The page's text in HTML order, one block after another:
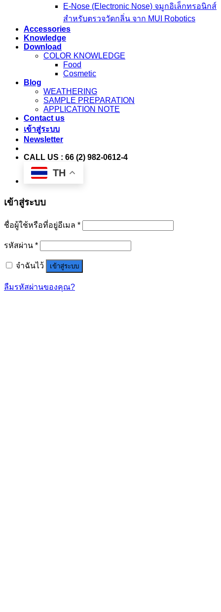
E‑Nose (Electronic Nose) จมูกอิเล็กทรอนิกส์
สำหรับตรวจวัดกลิ่น จาก MUI Robotics
Accessories
Knowledge
Download
COLOR KNOWLEDGE
Food
Cosmetic
Blog
WEATHERING
SAMPLE PREPARATION
APPLICATION NOTE
Contact us
เข้าสู่ระบบ
Newsletter
CALL US : 66 (2) 982-0612-4
TH
เข้าสู่ระบบ
ชื่อผู้ใช้หรือที่อยู่อีเมล *
รหัสผ่าน *
จำฉันไว้ เข้าสู่ระบบ
ลืมรหัสผ่านของคุณ?